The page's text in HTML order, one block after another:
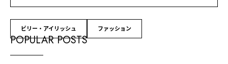
ビリー・アイリッシュ ファッション
POPULAR POSTS